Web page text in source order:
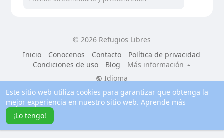
Este sitio web utiliza cookies para garantizar que obtenga la
mejor experiencia en nuestro sitio web. Aprende más
¡Lo tengo!
© 2026 Refugios Libres
Inicio
Conocenos Contacto
Política de privacidad
Condiciones de uso
Blog
Más información
Idioma